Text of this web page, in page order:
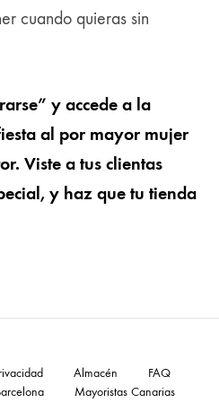
cuando quieras sin
y accede a la
al por mayor mujer
Viste a tus clientas
y haz que tu tienda
Almacén
FAQ
Mayoristas Canarias